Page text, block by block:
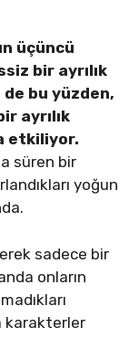
üçüncü
bir ayrılık
bu yüzden,
ayrılık
etkiliyor.
süren bir
yoğun
sadece bir
onların
karakterler